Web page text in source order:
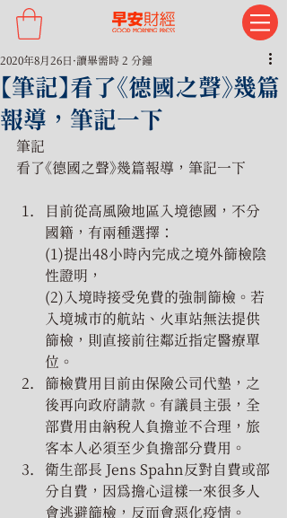
【筆記】看了《德國之聲》幾篇
報導，筆記一下
2020年8月26日 讀畢需時 2 分鐘
筆記
看了《德國之聲》幾篇報導，筆記一下
目前從高風險地區入境德國，不分
國籍，有兩種選擇：
(1)提出48小時內完成之境外篩檢陰
性證明，
(2)入境時接受免費的強制篩檢。若
入境城市的航站、火車站無法提供
篩檢，則直接前往鄰近指定醫療單
位。
篩檢費用目前由保險公司代墊，之
後再向政府請款。有議員主張，全
部費用由納稅人負擔並不合理，旅
客本人必須至少負擔部分費用。
衛生部長 Jens Spahn反對自費或部
分自費，因為擔心這樣一來很多人
會逃避篩檢，反而會惡化疫情。